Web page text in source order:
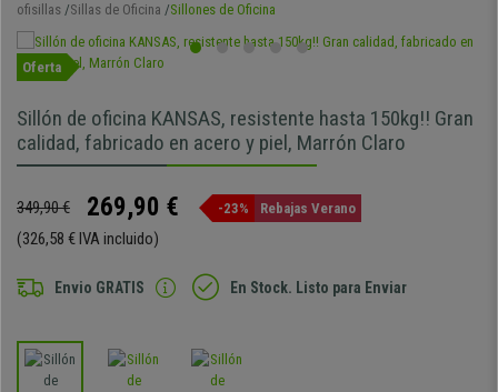
ofisillas Sillas de Oficina Sillones de Oficina
Oferta
Sillón de oficina KANSAS, resistente hasta 150kg!! Gran
calidad, fabricado en acero y piel, Marrón Claro
349,90 € 269,90 € -23% Rebajas Verano
(326,58 € IVA incluido)
Envio GRATIS En Stock. Listo para Enviar